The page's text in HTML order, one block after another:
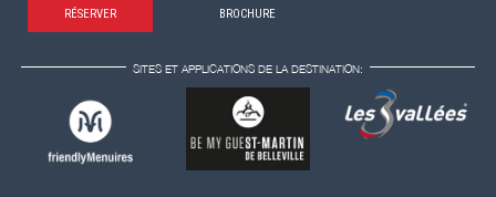
RÉSERVER BROCHURE
SITES ET APPLICATIONS DE LA DESTINATION: